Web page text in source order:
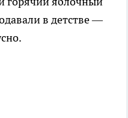
в детстве —